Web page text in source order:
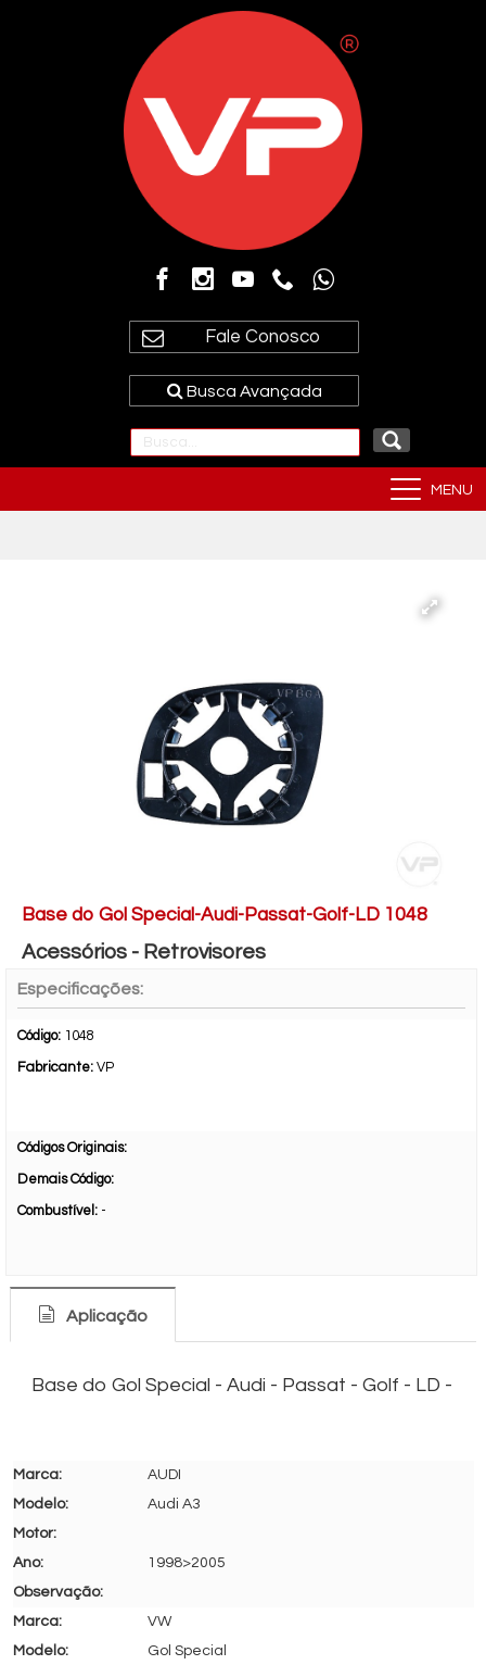
Fale Conosco
Busca Avançada
MENU
Base do Gol Special-Audi-Passat-Golf-LD 1048
Acessórios - Retrovisores
Especificações:
Código: 1048
Fabricante: VP
Códigos Originais:
Demais Código:
Combustível: -
Aplicação
Base do Gol Special - Audi - Passat - Golf - LD -
AUDI
Audi A3
1998>2005
VW
Gol Special